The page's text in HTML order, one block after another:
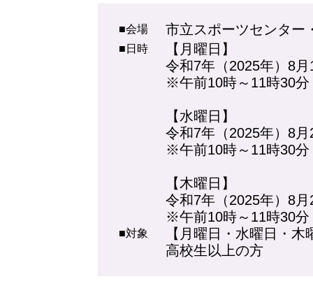
■会場 市立スポーツセンター
■日時
【月曜日】
令和7年（2025年）8
※午前10時～11時30分
【水曜日】
令和7年（2025年）8
※午前10時～11時30分
【木曜日】
令和7年（2025年）8
※午前10時～11時30分
■対象
【月曜日・水曜日・木
高校生以上の方